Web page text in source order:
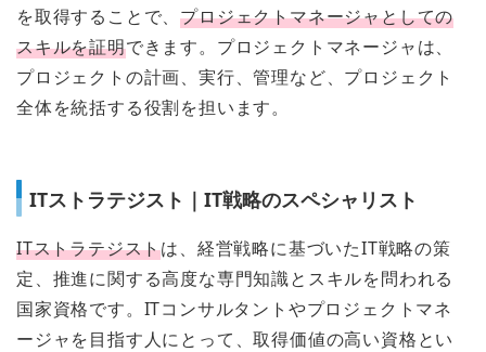
を取得することで、プロジェクトマネージャとしての
スキルを証明できます。プロジェクトマネージャは、
プロジェクトの計画、実行、管理など、プロジェクト
全体を統括する役割を担います。
ITストラテジスト｜IT戦略のスペシャリスト
ITストラテジストは、経営戦略に基づいたIT戦略の策
定、推進に関する高度な専門知識とスキルを問われる
国家資格です。ITコンサルタントやプロジェクトマネ
ージャを目指す人にとって、取得価値の高い資格とい